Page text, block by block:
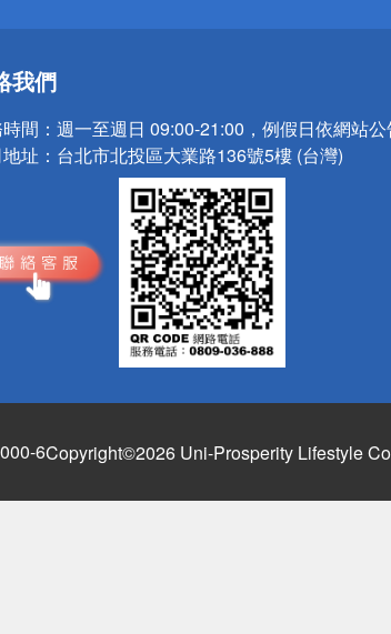
我們
間： 週一至週日 09:00-21:00，例假日依網站
址： 台北市北投區大業路136號5樓 (台灣)
6Copyright©2026 Uni-Prosperity Lifestyle